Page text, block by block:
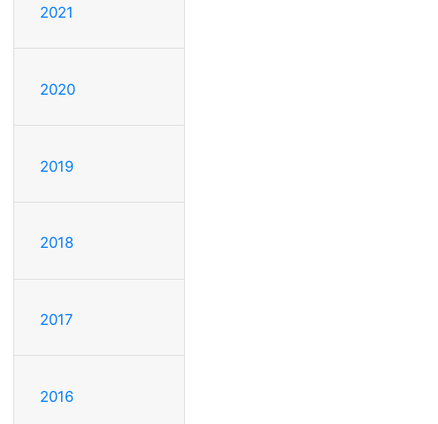
2021
2020
2019
2018
2017
2016